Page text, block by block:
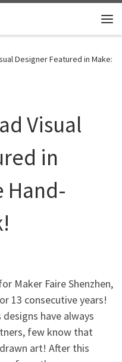
Designer Featured in Make:
Visual
in
Hand-
Maker Faire Shenzhen,
13 consecutive years!
designs have always
few know that
art! After this